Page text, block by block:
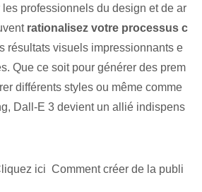
professionnels du design et de ⁤ar
rationalisez votre processus c
résultats visuels impressionnants e
Que ce soit pour générer des prem
différents styles ou même comme
Dall-E 3 devient un allié indispens
ici Comment créer de la publi